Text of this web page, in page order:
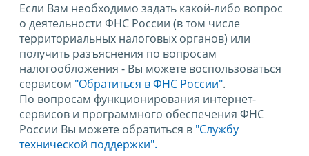
Если Вам необходимо задать какой-либо вопрос
о деятельности ФНС России (в том числе
территориальных налоговых органов) или
получить разъяснения по вопросам
налогообложения - Вы можете воспользоваться
сервисом "Обратиться в ФНС России".
По вопросам функционирования интернет-
сервисов и программного обеспечения ФНС
России Вы можете обратиться в "Службу
технической поддержки".